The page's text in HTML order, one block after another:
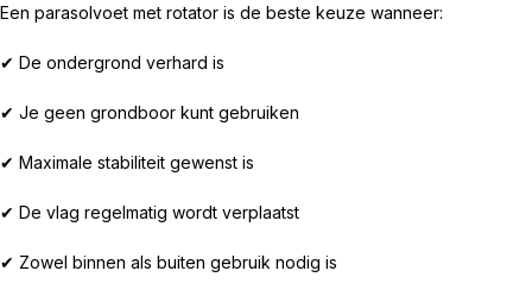
Een parasolvoet met rotator is de beste keuze wanneer:
✔ De ondergrond verhard is
✔ Je geen grondboor kunt gebruiken
✔ Maximale stabiliteit gewenst is
✔ De vlag regelmatig wordt verplaatst
✔ Zowel binnen als buiten gebruik nodig is